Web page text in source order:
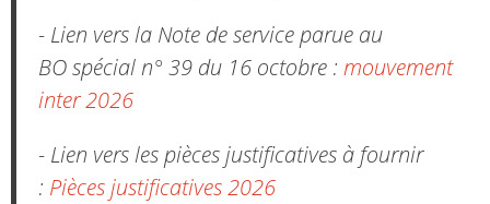
- Lien vers la Note de service parue au
BO spécial n° 39 du 16 octobre : mouvement
inter 2026
- Lien vers les pièces justificatives à fournir
: Pièces justificatives 2026